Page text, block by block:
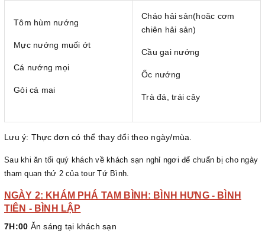
Tôm hùm nướng
Mực nướng muối ớt
Cá nướng mọi
Gỏi cá mai
Cháo hải sản(hoăc cơm
chiên hải sản)
Cầu gai nướng
Ốc nướng
Trà đá, trái cây
Lưu ý: Thực đơn có thể thay đổi theo ngày/mùa.
Sau khi ăn tối quý khách về khách sạn nghỉ ngơi để chuẩn bị cho ngày
tham quan thứ 2 của tour Tứ Bình.
NGÀY 2: KHÁM PHÁ TAM BÌNH: BÌNH HƯNG - BÌNH
TIÊN - BÌNH LẬP
7H:00 Ăn sáng tại khách sạn